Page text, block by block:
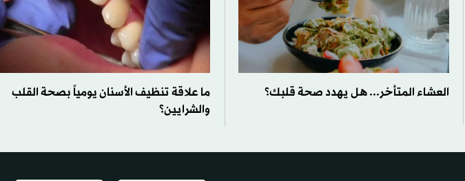
العشاء المتأخر... هل يهدد صحة قلبك؟
ما علاقة تنظيف الأسنان يومياً بصحة القلب
والشرايين؟